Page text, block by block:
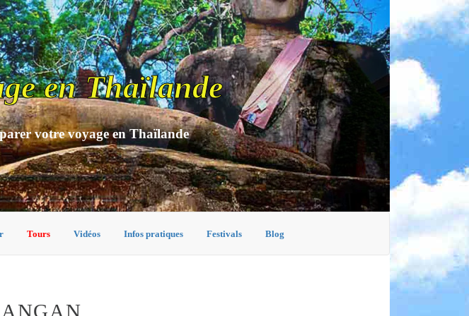
en Thaïlande
votre voyage en Thaïlande
Tours Vidéos Infos pratiques Festivals Blog